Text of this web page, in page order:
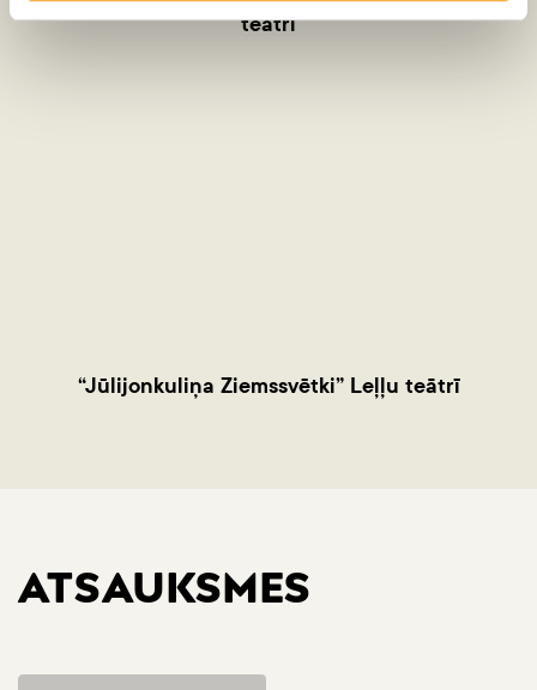
teātrī
“Jūlijonkuliņa Ziemssvētki” Leļļu teātrī
ATSAUKSMES